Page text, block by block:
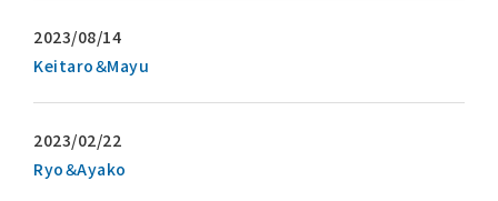
Keitaro＆Mayu
Ryo＆Ayako